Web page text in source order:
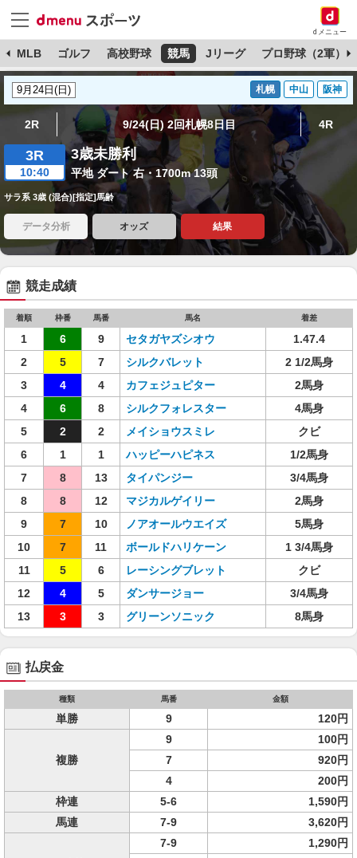
dメニュー
MLB ゴルフ 高校野球 競馬 Jリーグ プロ野球（2軍）
札幌 中山 阪神
2R 9/24(日) 2回札幌8日目 4R
3R
10:40
3歳未勝利
平地 ダート 右・1700m 13頭
サラ系 3歳 (混合)[指定]馬齢
データ分析 オッズ 結果
競走成績
着順 枠番 馬番 馬名 着差
1 6 9 セタガヤズシオウ
1.47.4
2
5 7 シルクバレット
2 1/2馬身
3
4 4 カフェジュピター
2馬身
4
6 8 シルクフォレスター
4馬身
5
2 2 メイショウスミレ
クビ
6
1 1 ハッピーハピネス
1/2馬身
7
8 13 タイパンジー
3/4馬身
8
8 12 マジカルゲイリー
2馬身
9
7 10 ノアオールウエイズ
5馬身
10
7 11 ボールドハリケーン
1 3/4馬身
11
5 6 レーシングブレット
クビ
12
4 5 ダンサージョー
3/4馬身
13
3 3 グリーンソニック 8馬身
払戻金
種類 馬番 金額
単勝 9 120円
複勝
9
100円
7
920円
4
200円
枠連
5-6
1,590円
馬連
7-9 3,620円
7-9
1,290円